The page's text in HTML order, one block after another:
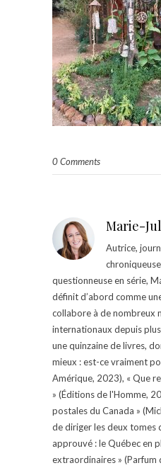
0 Comments
Marie-
Autrice,
questionneuse en série,
définit d’abord comme
collabore à de nombreux
internationaux depuis
une quinzaine de livres,
mieux : est-ce vraiment
Amérique, 2023), « Que
» (Éditions de l'Homme,
postales du Canada »
de diriger les deux tomes
approuvé : le Québec en
extraordinaires »